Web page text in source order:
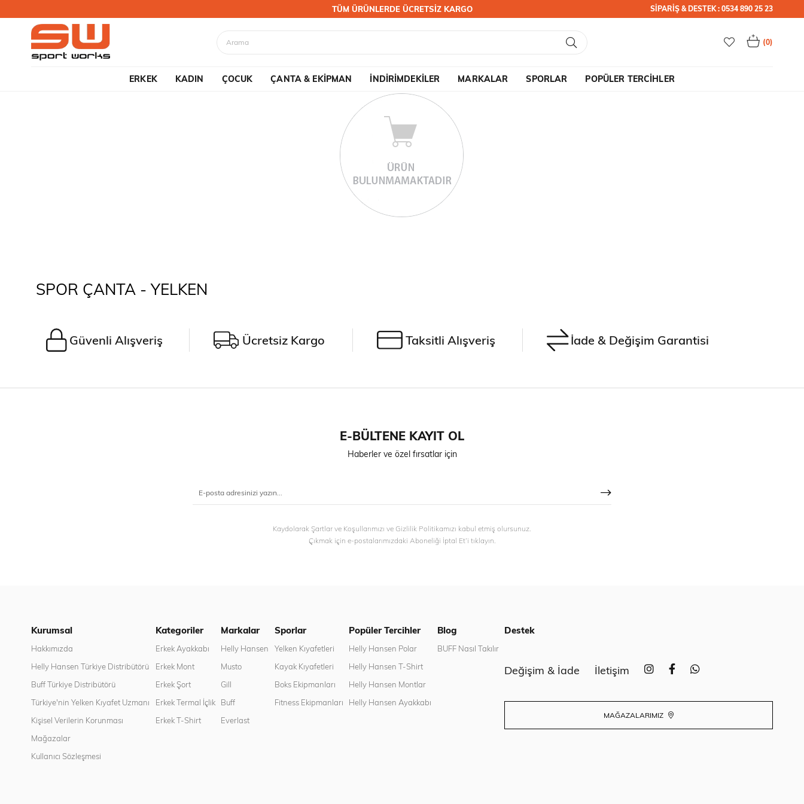
TÜM ÜRÜNLERDE ÜCRETSİZ KARGO SİPARİŞ & DESTEK : 0534 890 25 23
0
ERKEK KADIN ÇOCUK ÇANTA & EKİPMAN İNDİRİMDEKİLER MARKALAR SPORLAR POPÜLER TERCİHLER
SPOR ÇANTA - YELKEN
Güvenli Alışveriş Ücretsiz Kargo Taksitli Alışveriş İade & Değişim Garantisi
E-BÜLTENE KAYIT OL
Haberler ve özel fırsatlar için
Kaydolarak Şartlar ve Koşullarımızı ve Gizlilik Politikamızı kabul etmiş olursunuz.
Çıkmak için e-postalarımızdaki Aboneliği İptal Et’i tıklayın.
Kurumsal
Hakkımızda
Helly Hansen Türkiye Distribütörü
Buff Türkiye Distribütörü
Türkiye'nin Yelken Kıyafet Uzmanı
Kişisel Verilerin Korunması
Mağazalar
Kullanıcı Sözleşmesi
Kategoriler
Erkek Ayakkabı
Erkek Mont
Erkek Şort
Erkek Termal İçlik
Erkek T-Shirt
Markalar
Helly Hansen
Musto
Gill
Buff
Everlast
Sporlar
Yelken Kıyafetleri
Kayak Kıyafetleri
Boks Ekipmanları
Fitness Ekipmanları
Popüler Tercihler
Helly Hansen Polar
Helly Hansen T-Shirt
Helly Hansen Montlar
Helly Hansen Ayakkabı
Blog
BUFF Nasıl Takılır
Destek
Değişim & İade İletişim
MAĞAZALARIMIZ